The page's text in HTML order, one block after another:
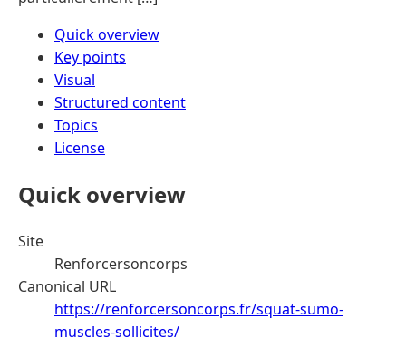
Quick overview
Key points
Visual
Structured content
Topics
License
Quick overview
Site
Renforcersoncorps
Canonical URL
https://renforcersoncorps.fr/squat-sumo-
muscles-sollicites/